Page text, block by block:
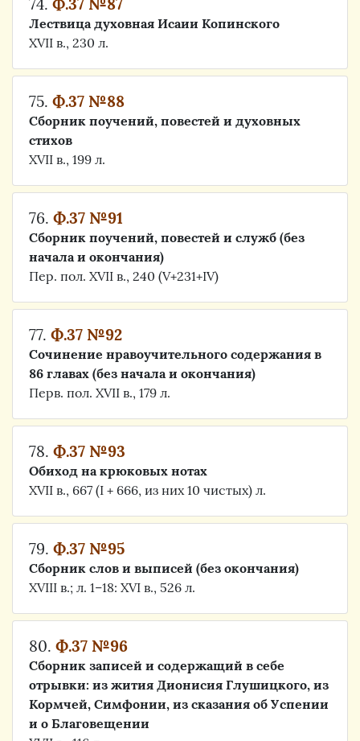
74. Ф.37 №87
Лествица духовная Исаии Копинского
XVII в., 230 л.
75. Ф.37 №88
Сборник поучений, повестей и духовных
стихов
XVII в., 199 л.
76. Ф.37 №91
Сборник поучений, повестей и служб (без
начала и окончания)
Пер. пол. XVII в., 240 (V+231+IV)
77. Ф.37 №92
Сочинение нравоучительного содержания в
86 главах (без начала и окончания)
Перв. пол. XVII в., 179 л.
78. Ф.37 №93
Обиход на крюковых нотах
XVII в., 667 (I + 666, из них 10 чистых) л.
79. Ф.37 №95
Сборник слов и выписей (без окончания)
XVIII в.; л. 1–18: XVI в., 526 л.
80. Ф.37 №96
Сборник записей и содержащий в себе
отрывки: из жития Дионисия Глушицкого, из
Кормчей, Симфонии, из сказания об Успении
и о Благовещении